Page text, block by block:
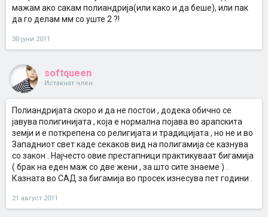
мажам ако сакам полиандрија(или како и да беше), или пак
да го делам мм со уште 2 ?!
30 јуни 2011
softqueen
Истакнат член
Полиандријата скоро и да не постои , додека обично се
јавува полигинијата , која е нормална појава во арапскита
земји и е поткрепена со религијата и традицијата , но не и во
Западниот свет каде секаков вид на полигамија се казнува
со закон . Најчесто овие престапници практикуваат бигамија
( брак на еден маж со две жени , за што сите знаеме ) .
Казната во САД за бигамија во просек изнесува пет години .
21 август 2011